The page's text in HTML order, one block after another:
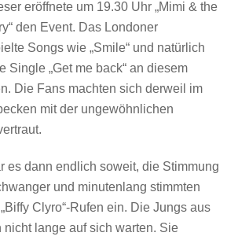
eröffnete um 19.30 Uhr „Mimi & the
den Event. Das Londoner
Songs wie „Smile“ und natürlich
Single „Get me back“ an diesem
Die Fans machten sich derweil im
mit der ungewöhnlichen
es dann endlich soweit, die Stimmung
und minutenlang stimmten
Clyro“-Rufen ein. Die Jungs aus
lange auf sich warten. Sie